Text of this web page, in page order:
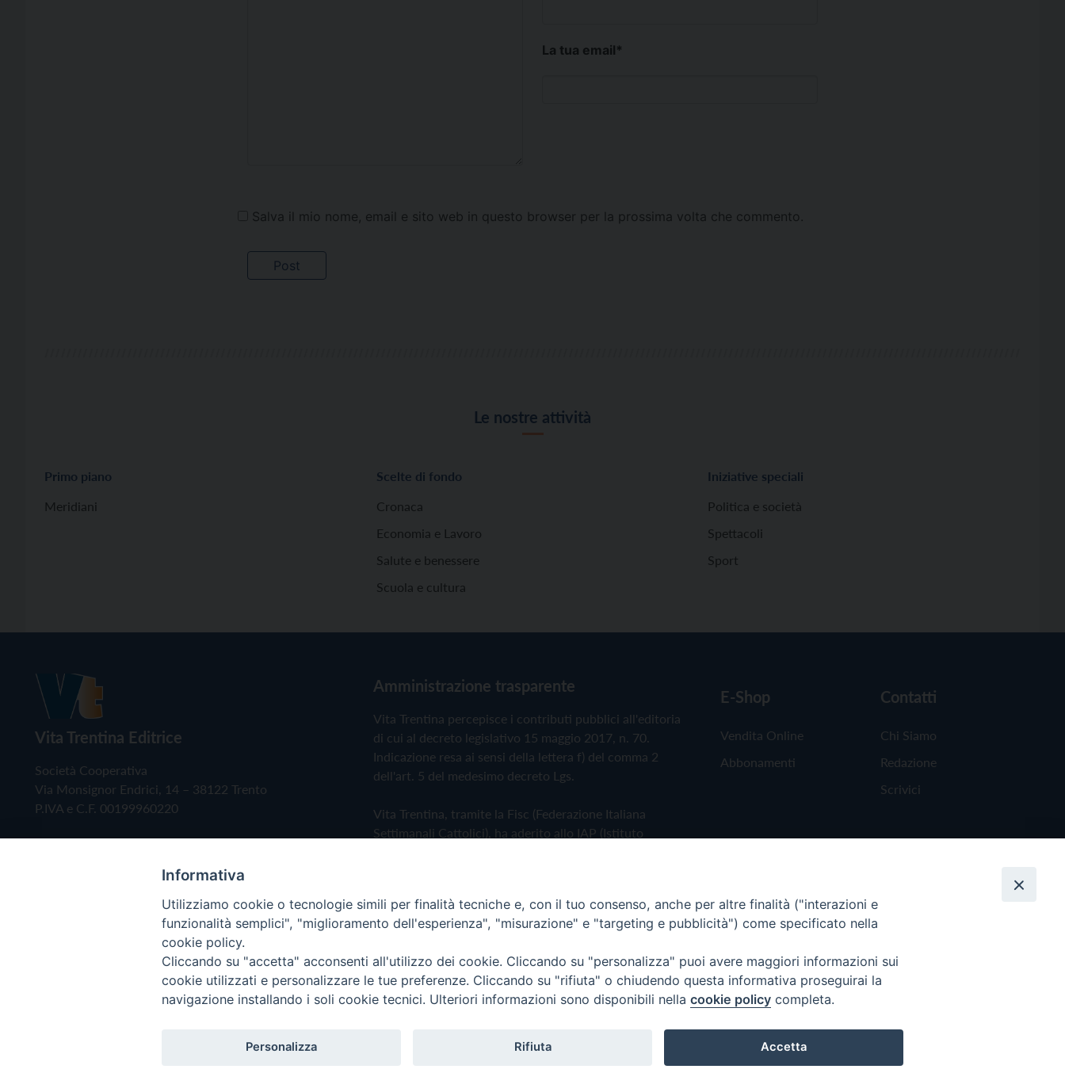
La tua email*
Salva il mio nome, email e sito web in questo browser per la prossima volta che commento.
Le nostre attività
Primo piano
Meridiani
Scelte di fondo
Cronaca
Economia e Lavoro
Salute e benessere
Scuola e cultura
Iniziative speciali
Politica e società
Spettacoli
Sport
Vita Trentina Editrice
Società Cooperativa
Via Monsignor Endrici, 14 – 38122 Trento
P.IVA e C.F. 00199960220
Amministrazione trasparente
Vita Trentina percepisce i contributi pubblici all'editoria
di cui al decreto legislativo 15 maggio 2017, n. 70.
Indicazione resa ai sensi della lettera f) del comma 2
dell'art. 5 del medesimo decreto Lgs.
Vita Trentina, tramite la Fisc (Federazione Italiana
Settimanali Cattolici), ha aderito allo IAP (Istituto
Privacy Policy Cookie Policy
E-Shop
Vendita Online
Abbonamenti
Contatti
Chi Siamo
Redazione
Scrivici
Copyright © 2019 - Tutti i diritti riservati - Vita Trentina Editrice
Informativa
Utilizziamo cookie o tecnologie simili per finalità tecniche e, con il tuo consenso, anche per altre finalità ("interazioni e
funzionalità semplici", "miglioramento dell'esperienza", "misurazione" e "targeting e pubblicità") come specificato nella
cookie policy.
Cliccando su "accetta" acconsenti all'utilizzo dei cookie. Cliccando su "personalizza" puoi avere maggiori informazioni sui
cookie utilizzati e personalizzare le tue preferenze. Cliccando su "rifiuta" o chiudendo questa informativa proseguirai la
navigazione installando i soli cookie tecnici. Ulteriori informazioni sono disponibili nella cookie policy completa.
Personalizza Rifiuta Accetta